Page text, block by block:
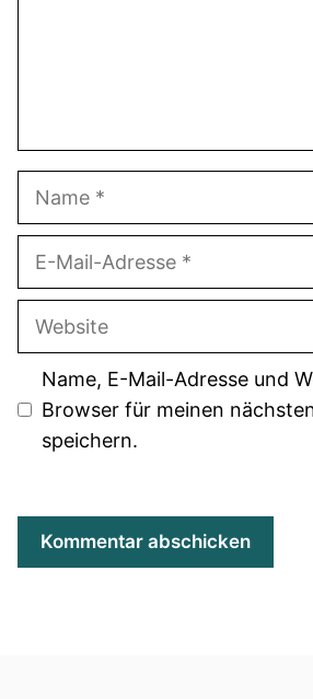
Website
Name, E-Mail-Adresse und
Browser für meinen
speichern.